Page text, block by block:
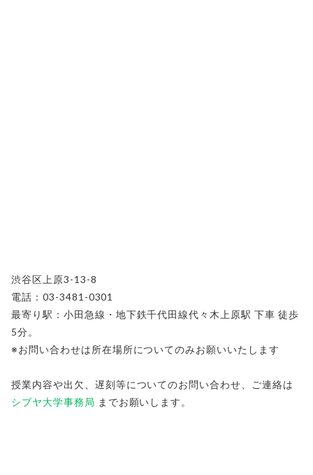
渋谷区上原3-13-8
電話：03-3481-0301
最寄り駅：小田急線・地下鉄千代田線代々木上原駅 下車 徒歩
5分。
※お問い合わせは所在場所についてのみお願いいたします
授業内容や出欠、遅刻等についてのお問い合わせ、ご連絡は
シブヤ大学事務局 までお願いします。